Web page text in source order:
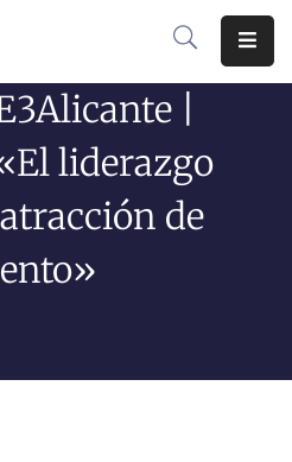
|
liderazgo
de